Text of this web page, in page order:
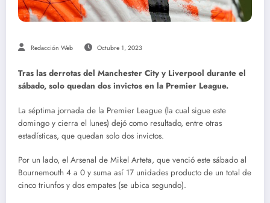
Redacción Web Octubre 1, 2023
Tras las derrotas del Manchester City y Liverpool durante el
sábado, solo quedan dos invictos en la Premier League.
La séptima jornada de la Premier League (la cual sigue este
domingo y cierra el lunes) dejó como resultado, entre otras
estadísticas, que quedan solo dos invictos.
Por un lado, el Arsenal de Mikel Arteta, que venció este sábado al
Bournemouth 4 a 0 y suma así 17 unidades producto de un total de
cinco triunfos y dos empates (se ubica segundo).